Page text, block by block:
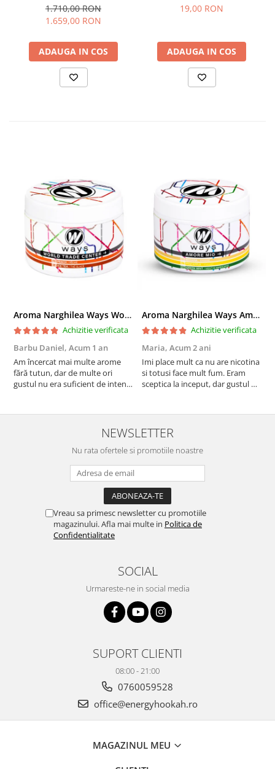
1.710,00 RON
1.659,00 RON
ADAUGA IN COS
19,00 RON
ADAUGA IN COS
Aroma Narghilea Ways World Trade Center - Piersica cu Ice Tea, 200gr
Achizitie verificata
Barbu Daniel, Acum 1 an
Am încercat mai multe arome
fără tutun, dar de multe ori
gustul nu era suficient de intens.
pe toată durata sesiunii. Chiar
dacă nu conține tutun, senzația
Aroma Narghilea Ways Amore - Banana, Ananas si Menta, 200gr
Achizitie verificata
Maria, Acum 2 ani
Imi place mult ca nu are nicotina
si totusi face mult fum. Eram
sceptica la inceput, dar gustul de
ramane miros neplacut in
camera de tutun sau tigara.
NEWSLETTER
Nu rata ofertele si promotiile noastre
Vreau sa primesc newsletter cu promotiile
magazinului. Afla mai multe in Politica de
Confidentialitate
SOCIAL
Urmareste-ne in social media
SUPORT CLIENTI
08:00 - 21:00
0760059528
office@energyhookah.ro
MAGAZINUL MEU